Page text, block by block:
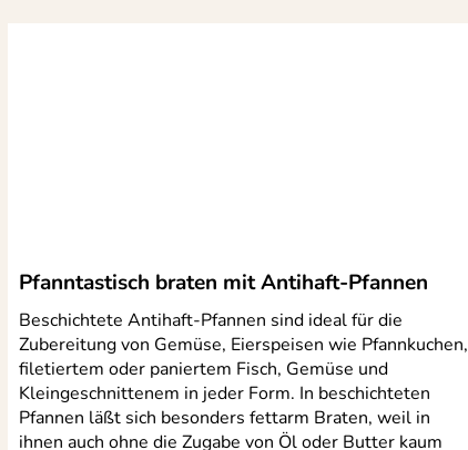
Pfanntastisch braten mit Antihaft-Pfannen
Beschichtete Antihaft-Pfannen sind ideal für die
Zubereitung von Gemüse, Eierspeisen wie Pfannkuchen,
filetiertem oder paniertem Fisch, Gemüse und
Kleingeschnittenem in jeder Form. In beschichteten
Pfannen läßt sich besonders fettarm Braten, weil in
ihnen auch ohne die Zugabe von Öl oder Butter kaum